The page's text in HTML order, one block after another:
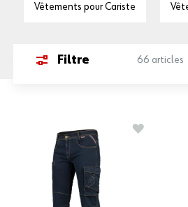
Vêtements pour Cariste
Filtre 66 articles
AJOUTER À